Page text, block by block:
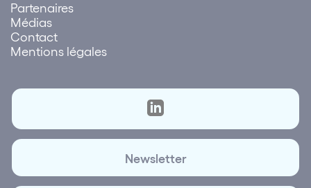
Partenaires
Médias
Contact
Mentions légales
Newsletter